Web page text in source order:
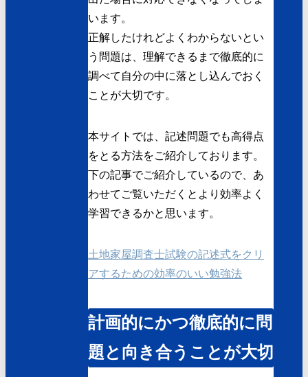
います。
正解したけれどよくわからないとい
う問題は、理解できるまで徹底的に
調べて自分の中に落とし込んでおく
ことが大切です。
本サイトでは、記述問題でも高得点
をとる方法をご紹介しております。
下の記事でご紹介しているので、あ
わせてご覧いただくとより効率よく
学習できるかと思います。
土地家屋調査士試験の記述式をクリ
アするための効率のいい勉強法
計画的にかつ徹底的に問
題と向き合うことが大切